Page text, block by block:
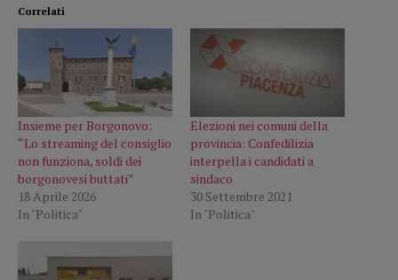
Correlati
Insieme per Borgonovo:
“Lo streaming del consiglio
non funziona, soldi dei
borgonovesi buttati”
18 Aprile 2026
In "Politica"
Elezioni nei comuni della
provincia: Confedilizia
interpella i candidati a
sindaco
30 Settembre 2021
In "Politica"